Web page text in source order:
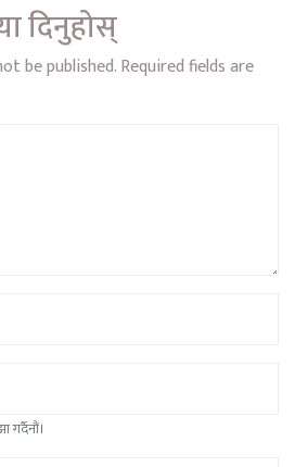
दिनुहोस्
be published.Required fields are